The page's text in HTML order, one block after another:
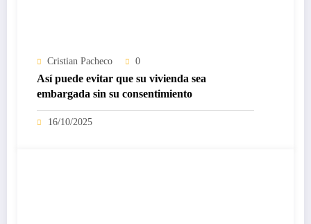
Cristian Pacheco 0
Así puede evitar que su vivienda sea
embargada sin su consentimiento
16/10/2025